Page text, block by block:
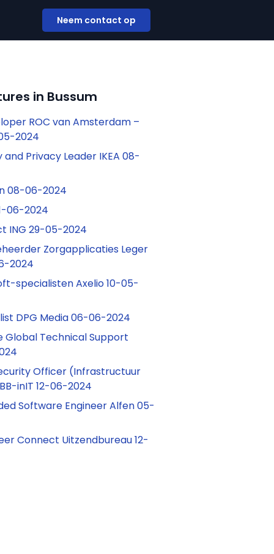
Neem contact op
in Bussum
ROC van Amsterdam –
2024
Privacy Leader IKEA 08-
08-06-2024
06-2024
ING 29-05-2024
Zorgapplicaties Leger
2024
specialisten Axelio 10-05-
DPG Media 06-06-2024
Global Technical Support
Officer (Infrastructuur
inIT 12-06-2024
Software Engineer Alfen 05-
Connect Uitzendbureau 12-